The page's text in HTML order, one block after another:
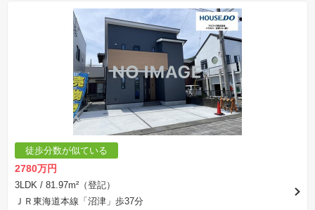
徒歩分数が似ている
2780万円
3LDK / 81.97m²（登記）
ＪＲ東海道本線「沼津」歩37分